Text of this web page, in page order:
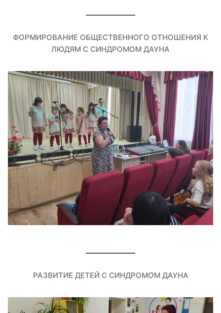
ФОРМИРОВАНИЕ ОБЩЕСТВЕННОГО ОТНОШЕНИЯ К
ЛЮДЯМ С СИНДРОМОМ ДАУНА
РАЗВИТИЕ ДЕТЕЙ С СИНДРОМОМ ДАУНА